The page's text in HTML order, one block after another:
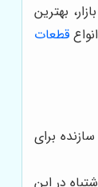
بهترین
قطعات
برای
در این